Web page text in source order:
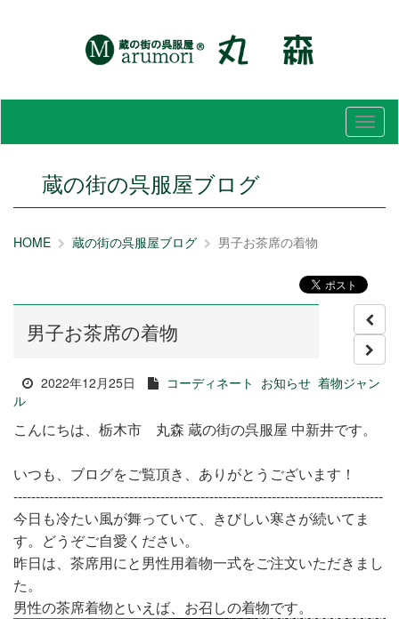
メ
ニ
蔵の街の呉服屋ブログ
HOME 蔵の街の呉服屋ブログ 男子お茶席の着物
男子お茶席の着物
2022年12月25日 コーディネート お知らせ 着物ジャン
ル
こんにちは、栃木市 丸森 蔵の街の呉服屋 中新井です。
いつも、ブログをご覧頂き、ありがとうございます！
-----------------------------------------------------------------------------------
今日も冷たい風が舞っていて、きびしい寒さが続いてま
す。どうぞご自愛ください。
昨日は、茶席用にと男性用着物一式をご注文いただきまし
た。
男性の茶席着物といえば、お召しの着物です。